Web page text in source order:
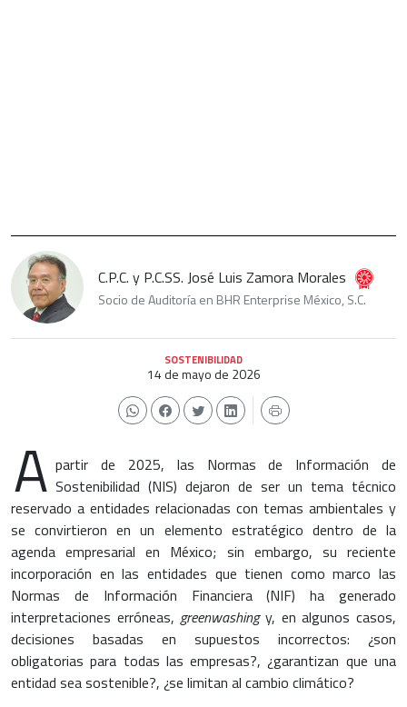
C.P.C. y P.C.SS. José Luis Zamora Morales
Socio de Auditoría en BHR Enterprise México, S.C.
SOSTENIBILIDAD
14 de mayo de 2026
A partir de 2025, las Normas de Información de
Sostenibilidad (NIS) dejaron de ser un tema técnico
reservado a entidades relacionadas con temas ambientales y
se convirtieron en un elemento estratégico dentro de la
agenda empresarial en México; sin embargo, su reciente
incorporación en las entidades que tienen como marco las
Normas de Información Financiera (NIF) ha generado
interpretaciones erróneas,greenwashingy, en algunos casos,
decisiones basadas en supuestos incorrectos: ¿son
obligatorias para todas las empresas?, ¿garantizan que una
entidad sea sostenible?, ¿se limitan al cambio climático?